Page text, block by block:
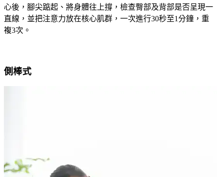
心後，腳尖踮起、將身體往上撐，檢查臀部及背部是否呈現一
直線，並把注意力放在核心肌群，一次進行30秒至1分鐘，重
複3次。
側棒式